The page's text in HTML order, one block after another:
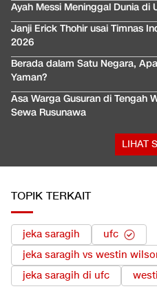
Ayah Messi Meninggal Dunia di
Janji Erick Thohir usai Timnas
2026
Berada dalam Satu Negara,
Yaman?
Asa Warga Gusuran di Tengah
Sewa Rusunawa
LIHAT
TOPIK TERKAIT
jeka saragih
ufc
jeka saragih vs westin
jeka saragih di ufc